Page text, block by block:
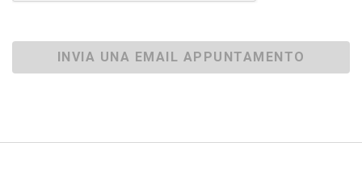
INVIA UNA EMAIL APPUNTAMENTO